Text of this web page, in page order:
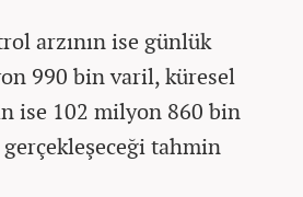
arzının ise günlük
990 bin varil, küresel
ise 102 milyon 860 bin
tahmin